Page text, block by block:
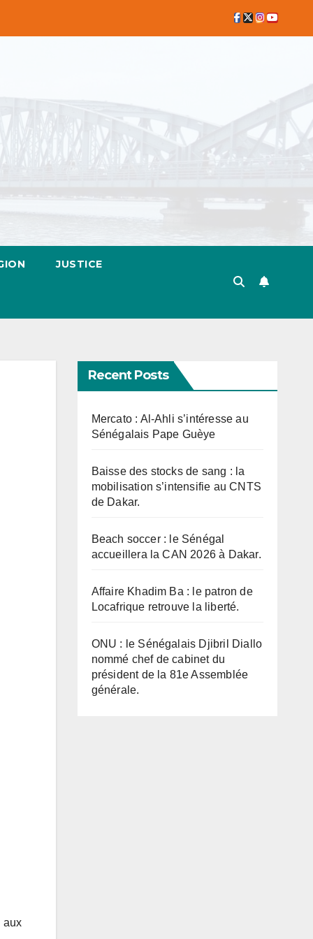
JUSTICE
aux
Recent Posts
Mercato : Al-Ahli s’intéresse au
Sénégalais Pape Guèye
Baisse des stocks de sang : la
mobilisation s’intensifie au CNTS
de Dakar.
Beach soccer : le Sénégal
accueillera la CAN 2026 à Dakar.
Affaire Khadim Ba : le patron de
Locafrique retrouve la liberté.
ONU : le Sénégalais Djibril Diallo
nommé chef de cabinet du
président de la 81e Assemblée
générale.